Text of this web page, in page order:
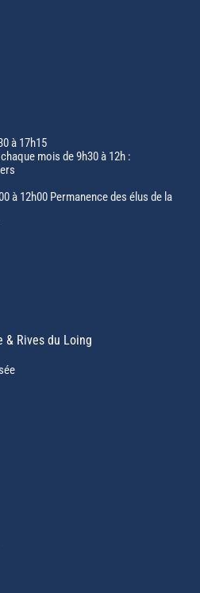
à 17h15
mois de 9h30 à 12h :
à 12h00 Permanence des élus de la
Rives du Loing